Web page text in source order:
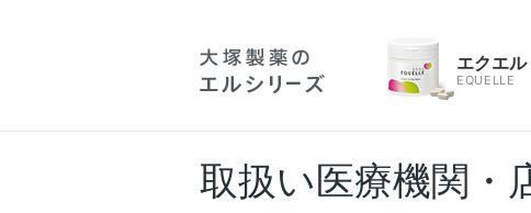
エクエル
EQUELLE
取扱い医療機関・